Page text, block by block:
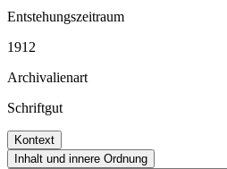
Entstehungszeitraum
1912
Archivalienart
Schriftgut
Kontext
Inhalt und innere Ordnung